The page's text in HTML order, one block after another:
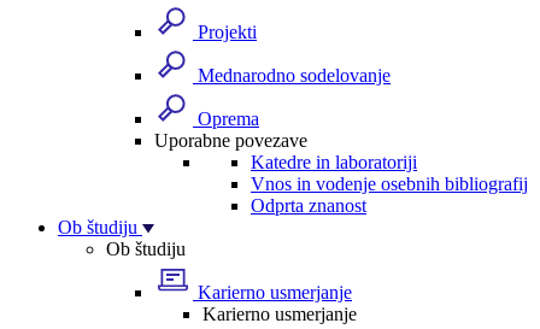
Projekti
Mednarodno sodelovanje
Oprema
Uporabne povezave
Katedre in laboratoriji
Vnos in vodenje osebnih bibliografij
Odprta znanost
Ob študiju
Ob študiju
Karierno usmerjanje
Karierno usmerjanje